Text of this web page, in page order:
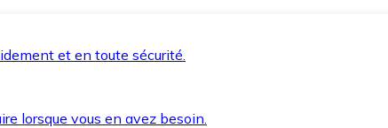
et en toute sécurité.
lorsque vous en avez besoin.